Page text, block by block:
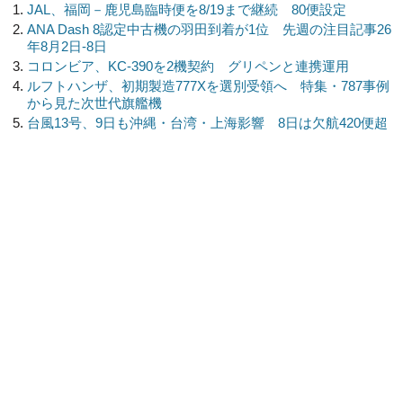
JAL、福岡－鹿児島臨時便を8/19まで継続 80便設定
ANA Dash 8認定中古機の羽田到着が1位 先週の注目記事26
年8月2日-8日
コロンビア、KC-390を2機契約 グリペンと連携運用
ルフトハンザ、初期製造777Xを選別受領へ 特集・787事例
から見た次世代旗艦機
台風13号、9日も沖縄・台湾・上海影響 8日は欠航420便超